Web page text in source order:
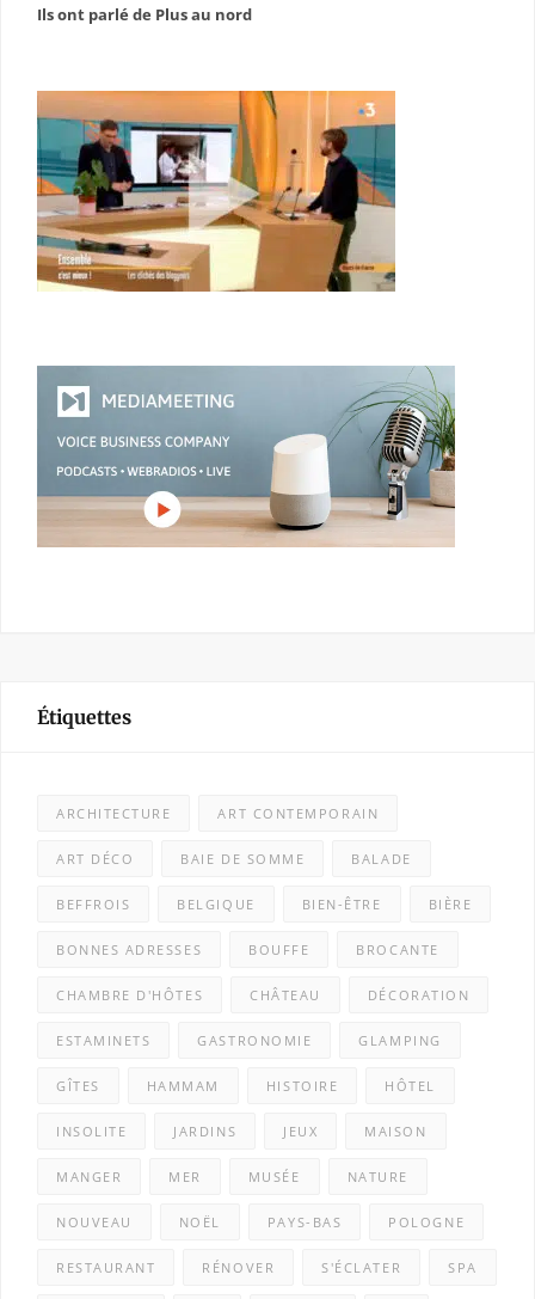
Ils ont parlé de Plus au nord
Étiquettes
ARCHITECTURE ART CONTEMPORAIN
ART DÉCO BAIE DE SOMME BALADE
BEFFROIS BELGIQUE BIEN-ÊTRE BIÈRE
BONNES ADRESSES BOUFFE BROCANTE
CHAMBRE D'HÔTES CHÂTEAU DÉCORATION
ESTAMINETS GASTRONOMIE GLAMPING
GÎTES HAMMAM HISTOIRE HÔTEL
INSOLITE JARDINS JEUX MAISON
MANGER MER MUSÉE NATURE
NOUVEAU NOËL PAYS-BAS POLOGNE
RESTAURANT RÉNOVER S'ÉCLATER SPA